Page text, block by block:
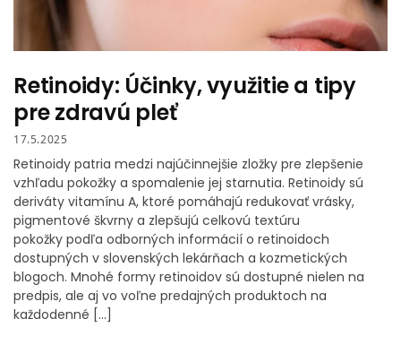
Retinoidy: Účinky, využitie a tipy
pre zdravú pleť
17.5.2025
Retinoidy patria medzi najúčinnejšie zložky pre zlepšenie
vzhľadu pokožky a spomalenie jej starnutia. Retinoidy sú
deriváty vitamínu A, ktoré pomáhajú redukovať vrásky,
pigmentové škvrny a zlepšujú celkovú textúru
pokožky podľa odborných informácií o retinoidoch
dostupných v slovenských lekárňach a kozmetických
blogoch. Mnohé formy retinoidov sú dostupné nielen na
predpis, ale aj vo voľne predajných produktoch na
každodenné […]